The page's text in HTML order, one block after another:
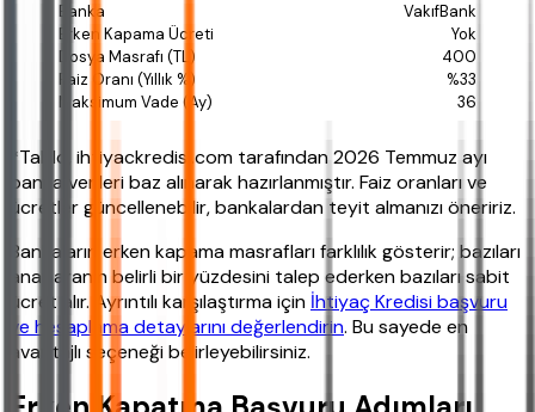
VakıfBank
Yok
400
%33
36
*Tablo, ihtiyackredisi.com tarafından 2026 Temmuz ayı
banka verileri baz alınarak hazırlanmıştır. Faiz oranları ve
ücretler güncellenebilir, bankalardan teyit almanızı öneririz.
Bankaların erken kapama masrafları farklılık gösterir; bazıları
anaparanın belirli bir yüzdesini talep ederken bazıları sabit
ücret alır. Ayrıntılı karşılaştırma için İhtiyaç Kredisi başvuru
ve hesaplama detaylarını değerlendirin. Bu sayede en
avantajlı seçeneği belirleyebilirsiniz.